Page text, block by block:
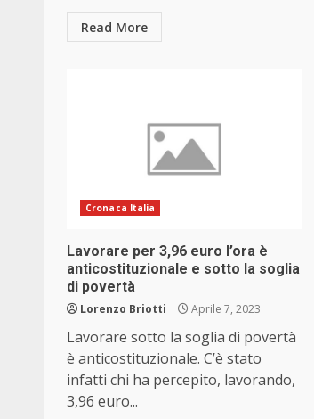
Read More
Cronaca Italia
Lavorare per 3,96 euro l’ora è
anticostituzionale e sotto la soglia
di povertà
Lorenzo Briotti Aprile 7, 2023
Lavorare sotto la soglia di povertà
è anticostituzionale. C’è stato
infatti chi ha percepito, lavorando,
3,96 euro...